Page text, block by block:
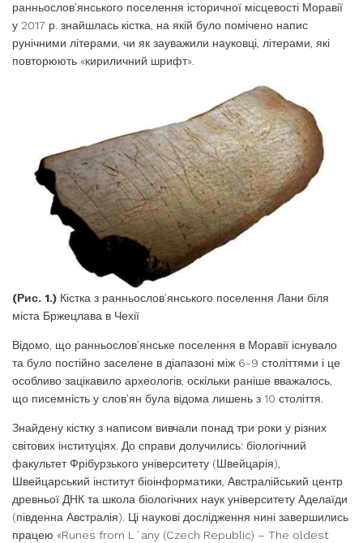
ранньослов’янського поселення історичної місцевості Моравії
у 2017 р. знайшлась кістка, на якій було помічено напис
рунічними літерами, чи як зауважили науковці, літерами, які
повторюють «кириличний шрифт».
(Рис. 1.) Кістка з ранньослов’янського поселення Лани біля
міста Бржецлава в Чехії
Відомо, що ранньослов’янське поселення в Моравії існувало
та було постійно заселене в діапазоні між 6-9 століттями і це
особливо зацікавило археологів, оскільки раніше вважалось,
що писемність у слов’ян була відома лишень з 10 століття.
Знайдену кістку з написом вивчали понад три роки у різних
світових інституціях. До справи долучились: біологічний
факультет Фрібурзького університету (Швейцарія),
Швейцарський інститут біоінформатики, Австралійський центр
древньої ДНК та школа біологічних наук університету Аделаїди
(південна Австралія). Ці наукові дослідження нині завершились
працею «Runes from L´any (Czech Republic) – The oldest